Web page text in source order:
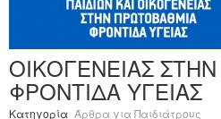
ΟΙΚΟΓΕΝΕΙΑΣ
ΦΡΟΝΤΙΔΑ ΥΓΕΙΑΣ
Κατηγορία Άρθρα για Παιδιάτρους